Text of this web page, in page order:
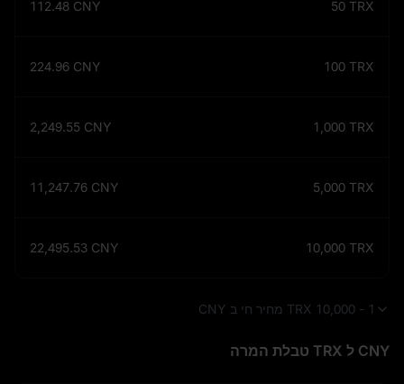
CNY ל TRX טבלת המרה
50 TRX
112.48 CNY
100 TRX
224.96 CNY
1,000 TRX
2,249.55 CNY
5,000 TRX
11,247.76 CNY
10,000 TRX
22,495.53 CNY
1 - 10,000 TRX מחיר חי ב CNY